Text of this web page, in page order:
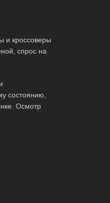
и кроссоверы
спрос на
состоянию,
Осмотр